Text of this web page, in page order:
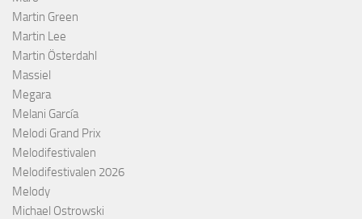
Martin Green
Martin Lee
Martin Österdahl
Massiel
Megara
Melani García
Melodi Grand Prix
Melodifestivalen
Melodifestivalen 2026
Melody
Michael Ostrowski